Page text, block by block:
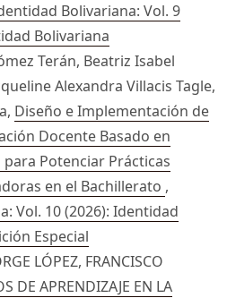
Bolivariana: Vol. 9
Bolivariana
Terán, Beatriz Isabel
Alexandra Villacis Tagle,
Diseño e Implementación de
Docente Basado en
Potenciar Prácticas
en el Bachillerato ,
Vol. 10 (2026): Identidad
Especial
LÓPEZ, FRANCISCO
DE APRENDIZAJE EN LA